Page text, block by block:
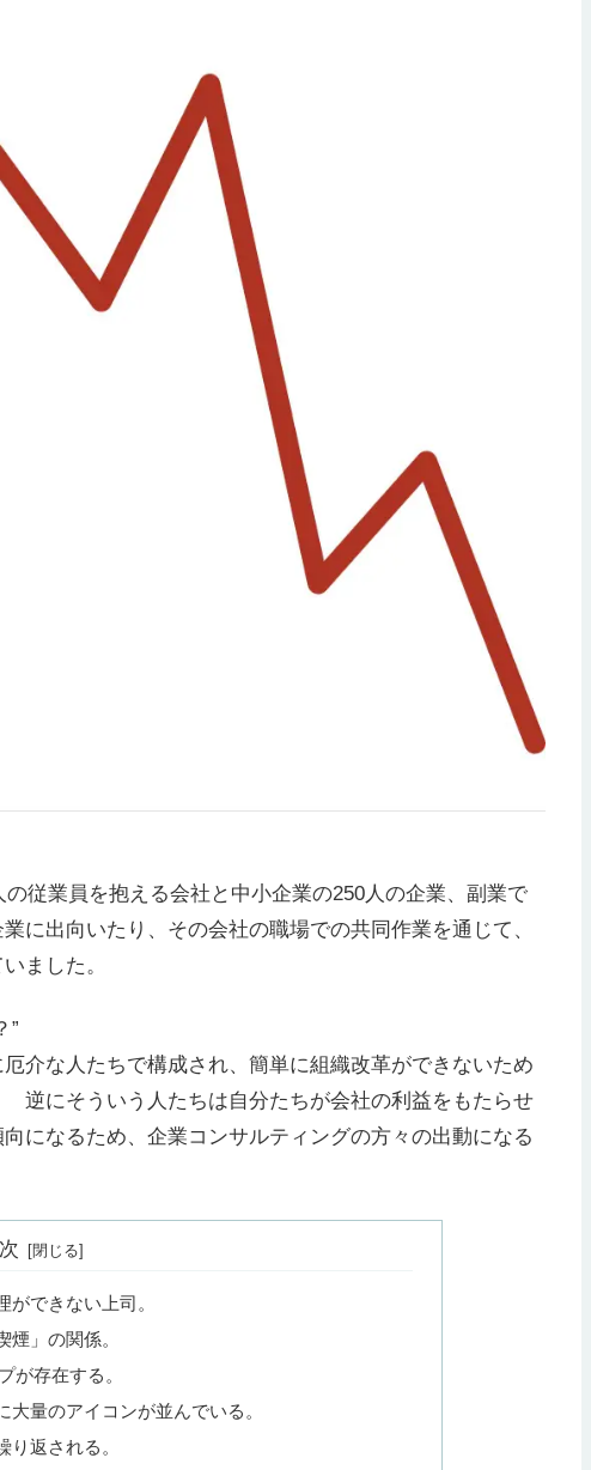
従業員を抱える会社と中小企業の250人の企業、副業で
に出向いたり、その会社の職場での共同作業を通じて、
ました。
”
介な人たちで構成され、簡単に組織改革ができないため
逆にそういう人たちは自分たちが会社の利益をもたらせ
になるため、企業コンサルティングの方々の出動になる
できない上司。
」の関係。
が存在する。
量のアイコンが並んでいる。
返される。